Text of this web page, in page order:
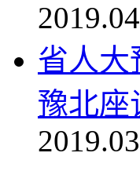
省人大
豫北座